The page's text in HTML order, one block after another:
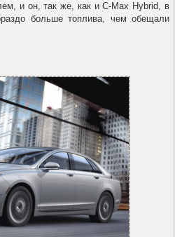
и он, так же, как и C-Max Hybrid, в
больше топлива, чем обещали